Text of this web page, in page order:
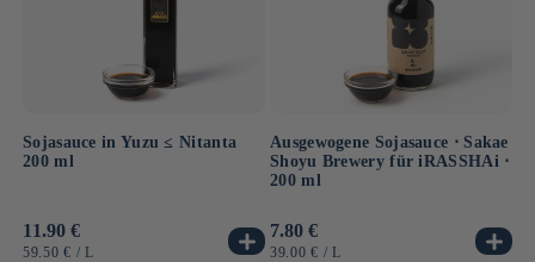
Sojasauce in Yuzu ≤ Nitanta
200 ml
Normaler
Preis
11.90 €
GRUNDPREIS
59.50 € / PRO
L
Ausgewogene Sojasauce ⋅ Sakae
Shoyu Brewery für iRASSHAi ⋅
200 ml
Normaler
Preis
7.80 €
GRUNDPREIS
39.00 € / PRO
L